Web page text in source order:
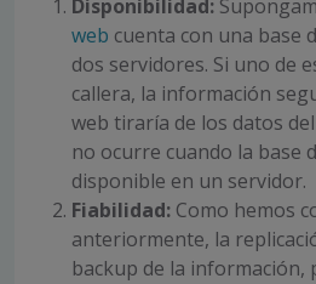
Disponibilidad:
web cuenta con una base
dos servidores. Si uno de
callera, la información
web tiraría de los datos
no ocurre cuando la base
disponible en un servidor.
Fiabilidad: Como hemos
anteriormente, la
backup de la información,